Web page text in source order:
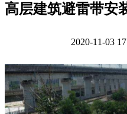
高层建筑避雷带安
2020-11-03